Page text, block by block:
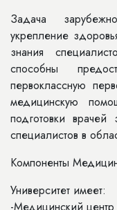
Задача
укрепление
знания
способны
первоклассную
медицинскую
подготовки
специалистов в
Компоненты
Университет имеет: